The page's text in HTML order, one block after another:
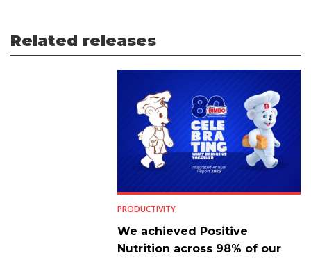
Related releases
PRODUCTIVITY
We achieved Positive
Nutrition across 98% of our